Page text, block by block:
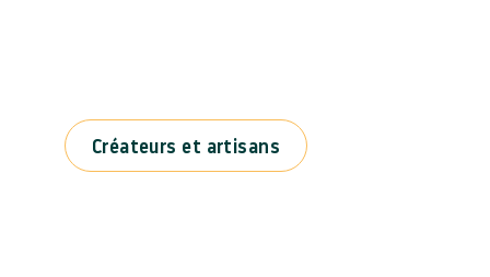
Créateurs et artisans